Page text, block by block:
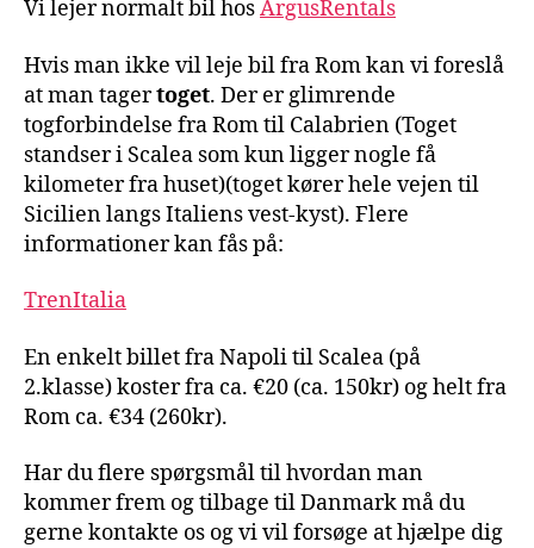
Vi lejer normalt bil hosArgusRentals
Hvis man ikke vil leje bil fra Rom kan vi foreslå
at man tagertoget. Der er glimrende
togforbindelse fra Rom til Calabrien (Toget
standser i Scalea som kun ligger nogle få
kilometer fra huset)(toget kører hele vejen til
Sicilien langs Italiens vest-kyst). Flere
informationer kan fås på:
TrenItalia
En enkelt billet fra Napoli til Scalea (på
2.klasse) koster fra ca. €20 (ca. 150kr) og helt fra
Rom ca. €34 (260kr).
Har du flere spørgsmål til hvordan man
kommer frem og tilbage til Danmark må du
gerne kontakte os og vi vil forsøge at hjælpe dig